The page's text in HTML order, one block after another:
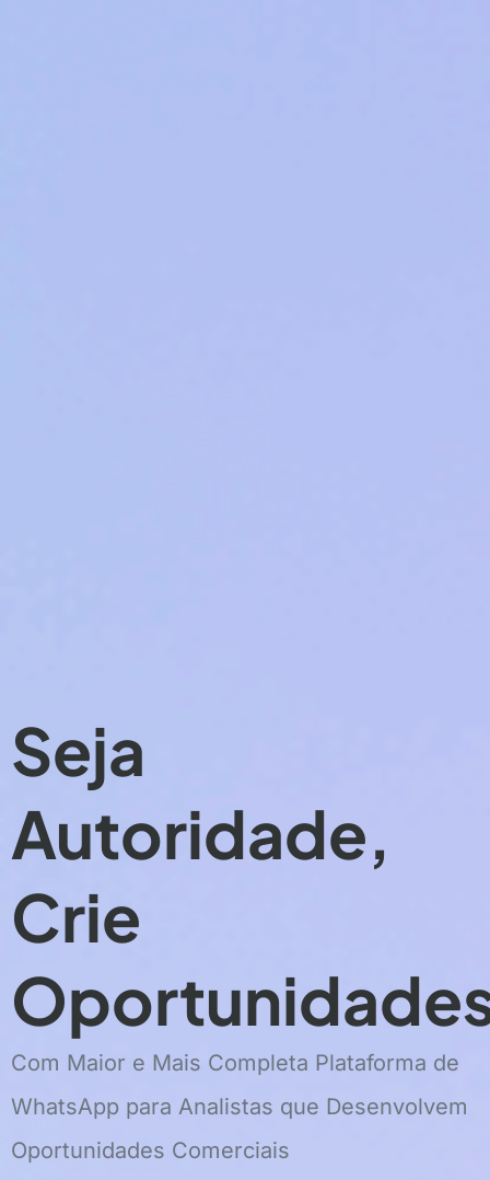
Seja
Autoridade,
Crie
Com Maior e Mais Completa Plataforma de
WhatsApp para Analistas que Desenvolvem
Oportunidades Comerciais